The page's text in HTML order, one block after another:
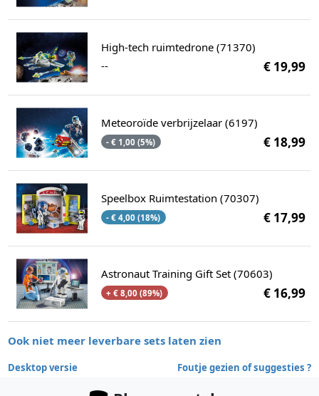
High-tech ruimtedrone (71370)
--
€ 19,99
Meteoroïde verbrijzelaar (6197)
- € 1,00 (5%) € 18,99
Speelbox Ruimtestation (70307)
- € 4,00 (18%) € 17,99
Astronaut Training Gift Set (70603)
+ € 8,00 (89%) € 16,99
Ook niet meer leverbare sets laten zien
Desktop versie Foutje gezien of suggesties ?